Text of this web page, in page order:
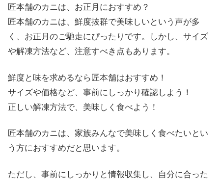
匠本舗のカニは、お正月におすすめ？
匠本舗のカニは、鮮度抜群で美味しいという声が多
く、お正月のご馳走にぴったりです。しかし、サイズ
や解凍方法など、注意すべき点もあります。
鮮度と味を求めるなら匠本舗はおすすめ！
サイズや価格など、事前にしっかり確認しよう！
正しい解凍方法で、美味しく食べよう！
匠本舗のカニは、家族みんなで美味しく食べたいとい
う方におすすめだと思います。
ただし、事前にしっかりと情報収集し、自分に合った